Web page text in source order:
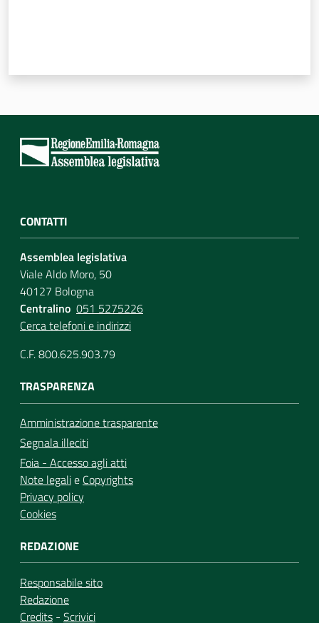
CONTATTI
Assemblea legislativa
Viale Aldo Moro, 50
40127 Bologna
Centralino 051 5275226
Cerca telefoni e indirizzi
C.F. 800.625.903.79
TRASPARENZA
Amministrazione trasparente
Segnala illeciti
Foia - Accesso agli atti
Note legalie Copyrights
Privacy policy
Cookies
REDAZIONE
Responsabile sito
Redazione
Credits - Scrivici